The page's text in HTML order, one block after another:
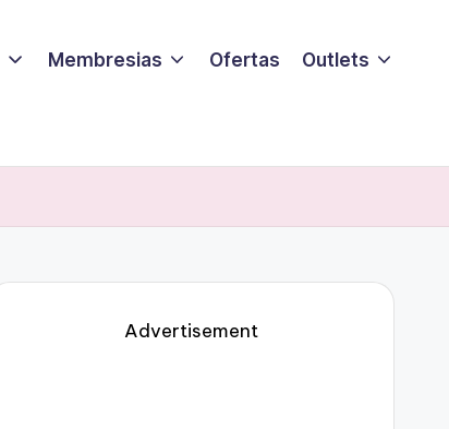
Membresias Ofertas Outlets
Advertisement